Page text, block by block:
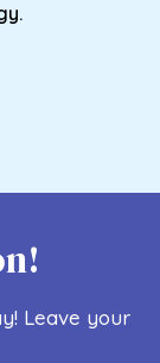
Leave your